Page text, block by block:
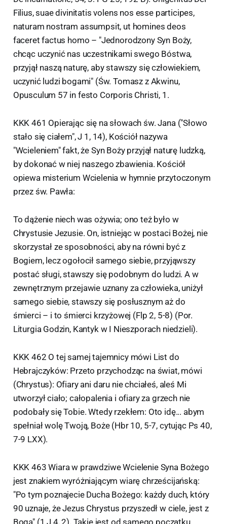
Filius, suae divinitatis volens nos esse participes,
naturam nostram assumpsit, ut homines deos
faceret factus homo – "Jednorodzony Syn Boży,
chcąc uczynić nas uczestnikami swego Bóstwa,
przyjął naszą naturę, aby stawszy się człowiekiem,
uczynić ludzi bogami" (Św. Tomasz z Akwinu,
Opusculum 57 in festo Corporis Christi, 1.
KKK 461 Opierając się na słowach św. Jana ("Słowo
stało się ciałem", J 1, 14), Kościół nazywa
"Wcieleniem" fakt, że Syn Boży przyjął naturę ludzką,
by dokonać w niej naszego zbawienia. Kościół
opiewa misterium Wcielenia w hymnie przytoczonym
przez św. Pawła:
To dążenie niech was ożywia; ono też było w
Chrystusie Jezusie. On, istniejąc w postaci Bożej, nie
skorzystał ze sposobności, aby na równi być z
Bogiem, lecz ogołocił samego siebie, przyjąwszy
postać sługi, stawszy się podobnym do ludzi. A w
zewnętrznym przejawie uznany za człowieka, uniżył
samego siebie, stawszy się posłusznym aż do
śmierci – i to śmierci krzyżowej (Flp 2, 5-8) (Por.
Liturgia Godzin, Kantyk w I Nieszporach niedzieli).
KKK 462 O tej samej tajemnicy mówi List do
Hebrajczyków: Przeto przychodząc na świat, mówi
(Chrystus): Ofiary ani daru nie chciałeś, aleś Mi
utworzył ciało; całopalenia i ofiary za grzech nie
podobały się Tobie. Wtedy rzekłem: Oto idę... abym
spełniał wolę Twoją, Boże (Hbr 10, 5-7, cytując Ps 40,
7-9 LXX).
KKK 463 Wiara w prawdziwe Wcielenie Syna Bożego
jest znakiem wyróżniającym wiarę chrześcijańską:
"Po tym poznajecie Ducha Bożego: każdy duch, który
90 uznaje, że Jezus Chrystus przyszedł w ciele, jest z
Boga" (1 J 4, 2). Takie jest od samego początku